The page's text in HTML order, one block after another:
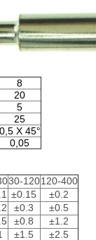
8
20
5
25
0,5 X 45°
0,05
30-120120-400
±0.15
±0.2
±0.3
±0.5
±0.8
±1.2
±1.5
±2.5